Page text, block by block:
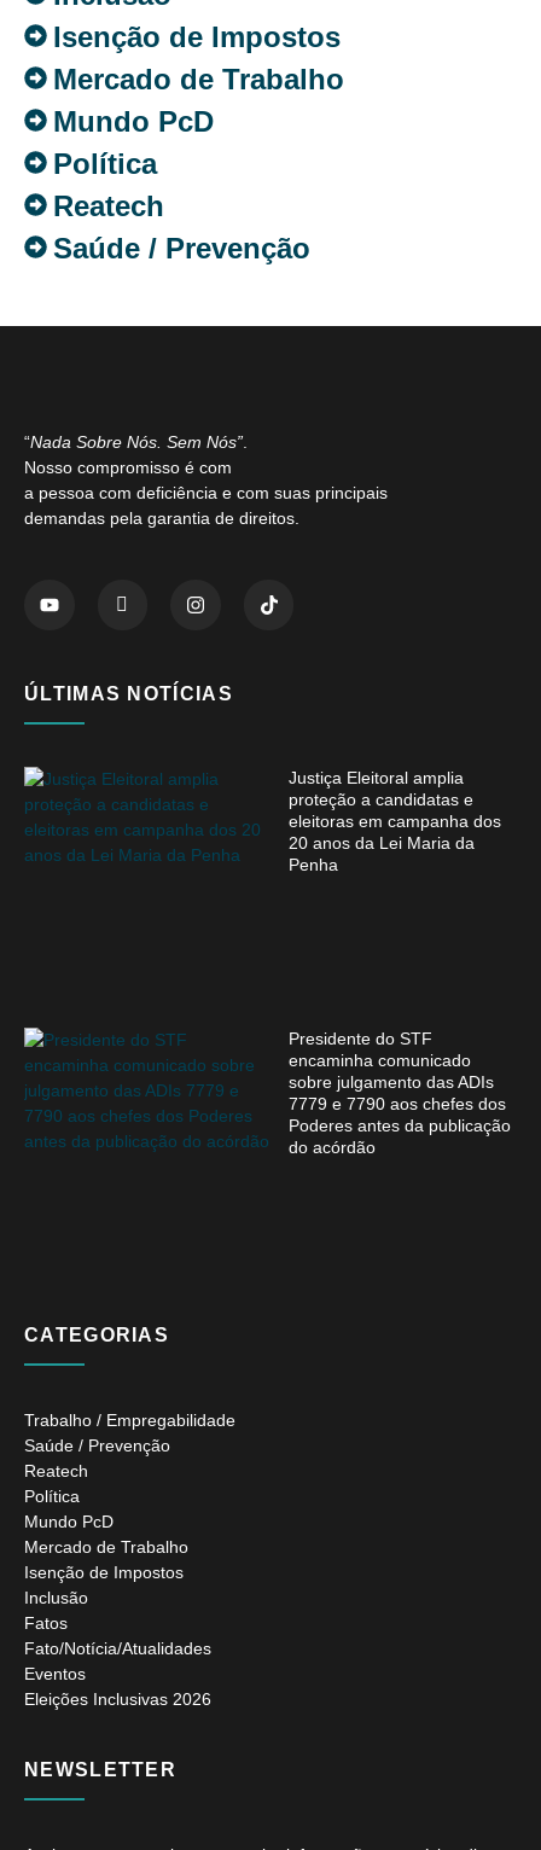
Isenção de Impostos
Mercado de Trabalho
Mundo PcD
Política
Reatech
Saúde / Prevenção
“Nada Sobre Nós. Sem Nós”
Nosso compromisso é com
a pessoa com deficiência e com suas principais
demandas pela garantia de direitos.
ÚLTIMAS NOTÍCIAS
Justiça Eleitoral amplia
proteção a candidatas e
eleitoras em campanha dos
20 anos da Lei Maria da
Penha
Presidente do STF
encaminha comunicado
sobre julgamento das ADIs
7779 e 7790 aos chefes dos
Poderes antes da publicação
do acórdão
CATEGORIAS
Trabalho / Empregabilidade
Saúde / Prevenção
Reatech
Política
Mundo PcD
Mercado de Trabalho
Isenção de Impostos
Inclusão
Fatos
Fato/Notícia/Atualidades
Eventos
Eleições Inclusivas 2026
NEWSLETTER